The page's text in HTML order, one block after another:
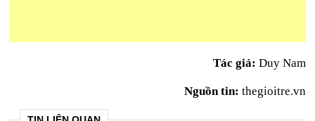
Tác giả: Duy Nam
Nguồn tin: thegioitre.vn